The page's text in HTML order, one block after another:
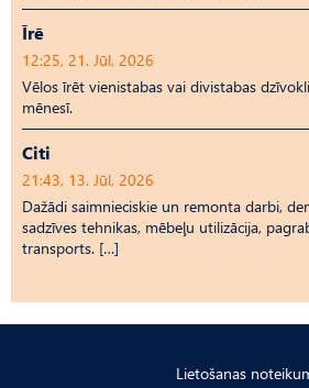
Īrē
12:25, 21. Jūl, 2026
Vēlos īrēt vienistabas vai divistabas
mēnesī.
Citi
21:43, 13. Jūl, 2026
Dažādi saimnieciskie un remonta darbi,
sadzīves tehnikas, mēbeļu utilizācija,
transports. […]
Lietošanas